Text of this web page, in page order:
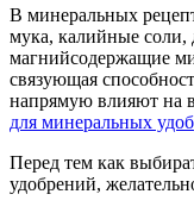
В минеральных
мука, калийные соли,
магнийсодержащие
связующая
напрямую влияют на
для минеральных
Перед тем как
удобрений,